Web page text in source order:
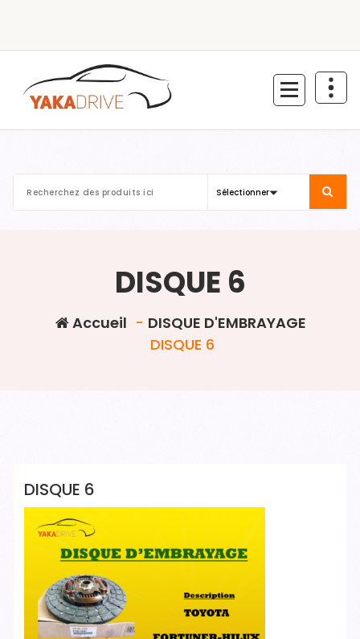
contenu
DISQUE 6
Accueil - DISQUE D'EMBRAYAGE
DISQUE 6
DISQUE 6